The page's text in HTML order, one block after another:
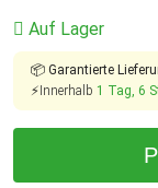
Auf Lager
📦 Garantierte
⚡Innerhalb 1 Tag, 6